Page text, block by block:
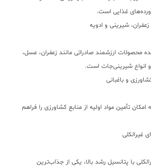
غذایی است.
محصولات ارزشمند صادراتی مانند زعفران، عسل،
و انواع شیرینی‌جات است.
امکان تأمین مواد اولیه از منابع کشاورزی را فراهم
با پتانسیل رشد بالا، یکی از جذاب‌ترین